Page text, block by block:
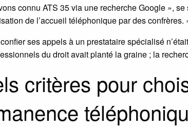
connu ATS 35 via une recherche Google »,
de l’accueil téléphonique par des confrères.
confier ses appels à un prestataire spécialisé
du droit avait planté la graine ; la
critères pour